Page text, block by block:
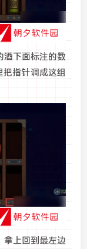
酒下面标注的数
指针调成这组
拿上回到最左边